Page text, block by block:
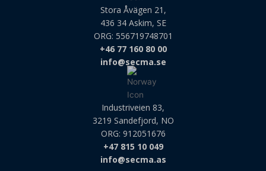
Stora Åvägen 21,
436 34 Askim, SE
ORG: 556719748701
+46 77 160 80 00
info@secma.se
Industriveien 83,
3219 Sandefjord, NO
ORG: 912051676
+47 815 10 049
info@secma.as